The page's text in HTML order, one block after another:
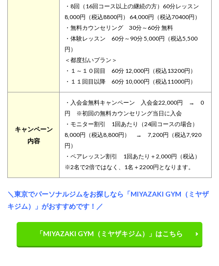
・8回（16回コース以上の継続の方）60分レッスン
8,000円（税込8800円） 64,000円（税込70400円）
・無料カウンセリング 30分～60分 無料
・体験レッスン 60分～90分 5,000円（税込5,500
円）
＜都度払いプラン＞
・１～１０回目 60分 12,000円（税込13200円）
・１１回目以降 60分 10,000円（税込11000円）
キャンペーン
内容
・入会金無料キャンペーン 入会金22,000円 → 0
円 ※初回の無料カウンセリング当日に入会
・モニター割引 1回あたり（24回コースの場合）
8,000円（税込8,800円） → 7,200円（税込7,920
円）
・ペアレッスン割引 1回あたり＋2,000円（税込）
※2名で2倍ではなく、1名＋2200円となります。
＼東京でパーソナルジムをお探しなら「MIYAZAKI GYM（ミヤザ
キジム）」がおすすめです！／
「MIYAZAKI GYM（ミヤザキジム）」はこちら